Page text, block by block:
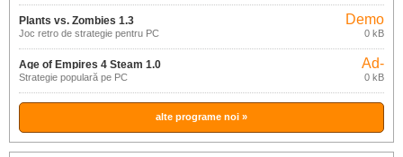
Plants vs. Zombies 1.3
Joc retro de strategie pentru PC
Demo
0 kB
Age of Empires 4 Steam 1.0
Strategie populară pe PC
Ad-
supported
0 kB
alte programe noi »